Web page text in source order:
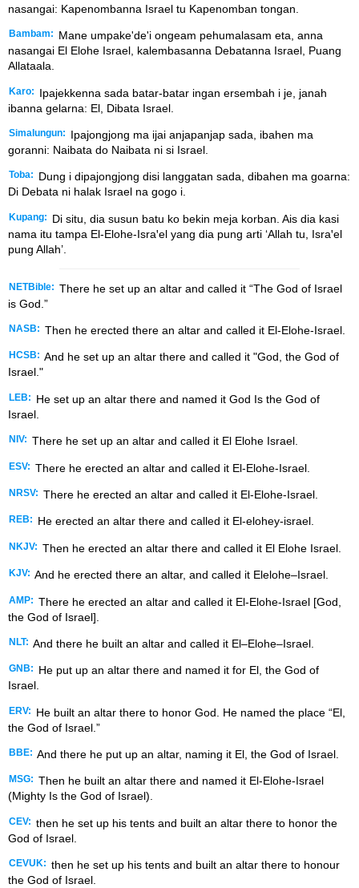
nasangai: Kapenombanna Israel tu Kapenomban tongan.
Bambam:
Mane umpake'de'i ongeam pehumalasam eta, anna
nasangai El Elohe Israel, kalembasanna Debatanna Israel, Puang
Allataala.
Karo:
Ipajekkenna sada batar-batar ingan ersembah i je, janah
ibanna gelarna: El, Dibata Israel.
Simalungun:
Ipajongjong ma ijai anjapanjap sada, ibahen ma
goranni: Naibata do Naibata ni si Israel.
Toba:
Dung i dipajongjong disi langgatan sada, dibahen ma goarna:
Di Debata ni halak Israel na gogo i.
Kupang:
Di situ, dia susun batu ko bekin meja korban. Ais dia kasi
nama itu tampa El-Elohe-Israꞌel yang dia pung arti ‘Allah tu, Israꞌel
pung Allah’.
NETBible: There he set up an altar and called it “The God of Israel
is God.”
NASB: Then he erected there an altar and called it El-Elohe-Israel.
HCSB: And he set up an altar there and called it "God, the God of
Israel."
LEB:
He set up an altar there and named it God Is the God of
Israel.
NIV: There he set up an altar and called it El Elohe Israel.
ESV: There he erected an altar and called it El-Elohe-Israel.
NRSV: There he erected an altar and called it El-Elohe-Israel.
REB: He erected an altar there and called it El-elohey-israel.
NKJV: Then he erected an altar there and called it El Elohe Israel.
KJV: And he erected there an altar, and called it Elelohe–Israel.
AMP: There he erected an altar and called it El-Elohe-Israel [God,
the God of Israel].
NLT: And there he built an altar and called it El–Elohe–Israel.
GNB:
He put up an altar there and named it for El, the God of
Israel.
ERV:
He built an altar there to honor God. He named the place “El,
the God of Israel.”
BBE: And there he put up an altar, naming it El, the God of Israel.
MSG: Then he built an altar there and named it El-Elohe-Israel
(Mighty Is the God of Israel).
CEV: then he set up his tents and built an altar there to honor the
God of Israel.
CEVUK: then he set up his tents and built an altar there to honour
the God of Israel.